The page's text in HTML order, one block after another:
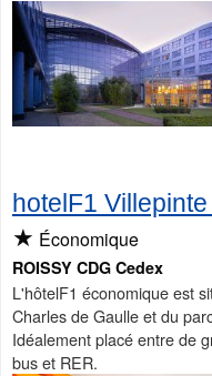
hotelF1
★ Économique
ROISSY CDG Cedex
L'hôtelF1 économique est
Charles de Gaulle et du
Idéalement placé entre de
bus et RER.